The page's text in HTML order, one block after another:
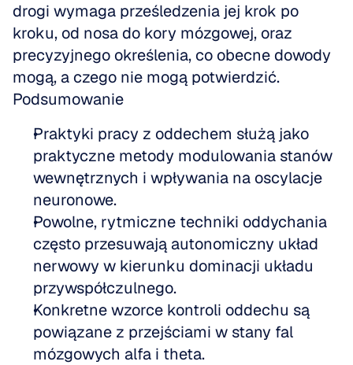
drogi wymaga prześledzenia jej krok po
kroku, od nosa do kory mózgowej, oraz
precyzyjnego określenia, co obecne dowody
mogą, a czego nie mogą potwierdzić.
Podsumowanie
Praktyki pracy z oddechem służą jako
praktyczne metody modulowania stanów
wewnętrznych i wpływania na oscylacje
neuronowe.
Powolne, rytmiczne techniki oddychania
często przesuwają autonomiczny układ
nerwowy w kierunku dominacji układu
przywspółczulnego.
Konkretne wzorce kontroli oddechu są
powiązane z przejściami w stany fal
mózgowych alfa i theta.